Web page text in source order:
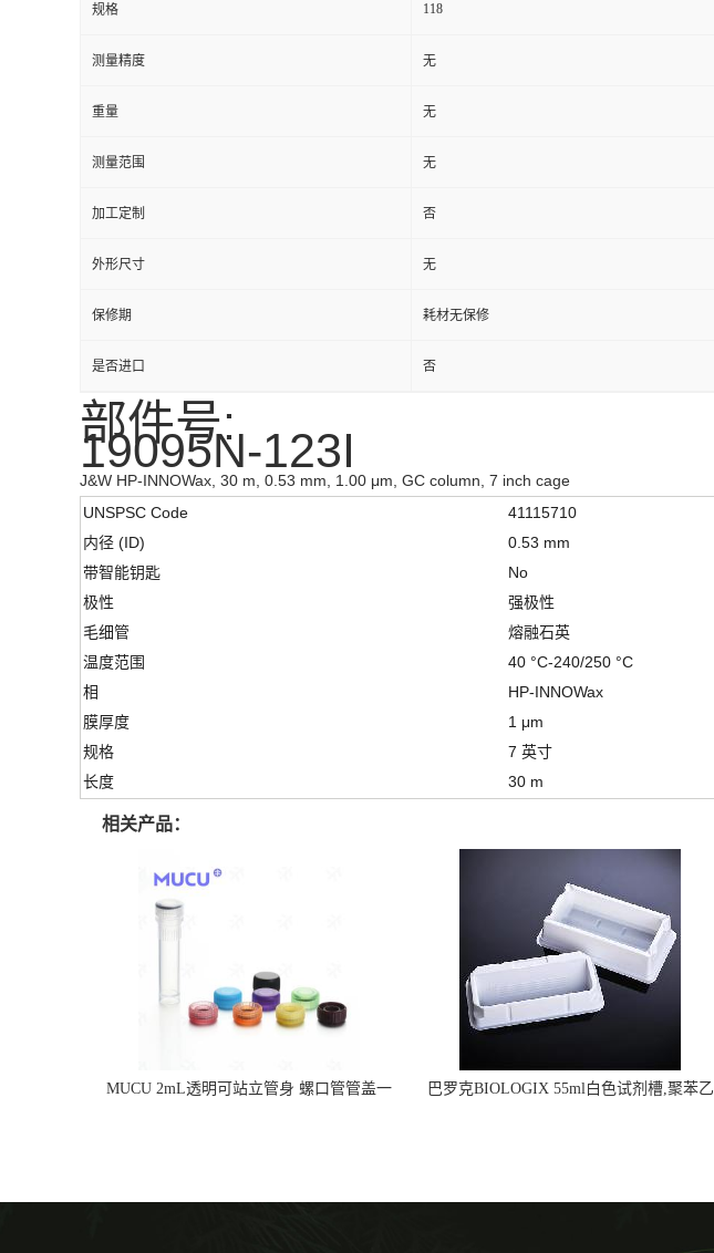
规格 118
测量精度 无
重量 无
测量范围 无
加工定制 否
外形尺寸 无
保修期 耗材无保修
是否进口 否
部件号:
19095N-123I
J&W HP-INNOWax, 30 m, 0.53 mm, 1.00 μm, GC column, 7 inch cage
UNSPSC Code
41115710
内径 (ID)
0.53 mm
带智能钥匙
No
极性
强极性
毛细管
熔融石英
温度范围
40 °C-240/250 °C
相
HP-INNOWax
膜厚度
1 μm
规格
7 英寸
长度
30 m
相关产品：
MUCU 2mL透明可站立管身 螺口管管盖一
巴罗克BIOLOGIX 55ml白色试剂槽,聚苯乙